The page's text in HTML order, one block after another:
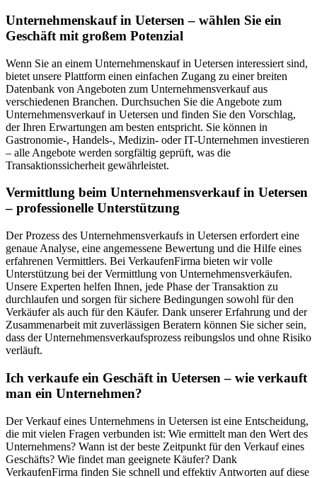
Unternehmenskauf in Uetersen – wählen Sie ein
Geschäft mit großem Potenzial
Wenn Sie an einem Unternehmenskauf in Uetersen interessiert sind,
bietet unsere Plattform einen einfachen Zugang zu einer breiten
Datenbank von Angeboten zum Unternehmensverkauf aus
verschiedenen Branchen. Durchsuchen Sie die Angebote zum
Unternehmensverkauf in Uetersen und finden Sie den Vorschlag,
der Ihren Erwartungen am besten entspricht. Sie können in
Gastronomie-, Handels-, Medizin- oder IT-Unternehmen investieren
– alle Angebote werden sorgfältig geprüft, was die
Transaktionssicherheit gewährleistet.
Vermittlung beim Unternehmensverkauf in Uetersen
– professionelle Unterstützung
Der Prozess des Unternehmensverkaufs in Uetersen erfordert eine
genaue Analyse, eine angemessene Bewertung und die Hilfe eines
erfahrenen Vermittlers. Bei VerkaufenFirma bieten wir volle
Unterstützung bei der Vermittlung von Unternehmensverkäufen.
Unsere Experten helfen Ihnen, jede Phase der Transaktion zu
durchlaufen und sorgen für sichere Bedingungen sowohl für den
Verkäufer als auch für den Käufer. Dank unserer Erfahrung und der
Zusammenarbeit mit zuverlässigen Beratern können Sie sicher sein,
dass der Unternehmensverkaufsprozess reibungslos und ohne Risiko
verläuft.
Ich verkaufe ein Geschäft in Uetersen – wie verkauft
man ein Unternehmen?
Der Verkauf eines Unternehmens in Uetersen ist eine Entscheidung,
die mit vielen Fragen verbunden ist: Wie ermittelt man den Wert des
Unternehmens? Wann ist der beste Zeitpunkt für den Verkauf eines
Geschäfts? Wie findet man geeignete Käufer? Dank
VerkaufenFirma finden Sie schnell und effektiv Antworten auf diese